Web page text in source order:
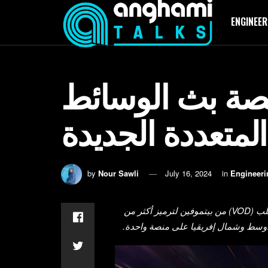
بث الوسائط
المتعددة الجديدة
by Nour Sawli July 16, 2024 in
بعد اندماجها مع+OSN ، اختارت أنغامي مشفر الفيديو حسب الطلب (VOD) من بيتموفين لترميز أكثر من